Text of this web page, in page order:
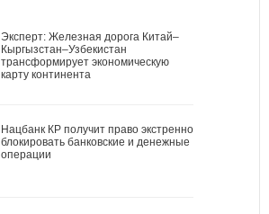
Эксперт: Железная дорога Китай–
Кыргызстан–Узбекистан
трансформирует экономическую
карту континента
Нацбанк КР получит право экстренно
блокировать банковские и денежные
операции